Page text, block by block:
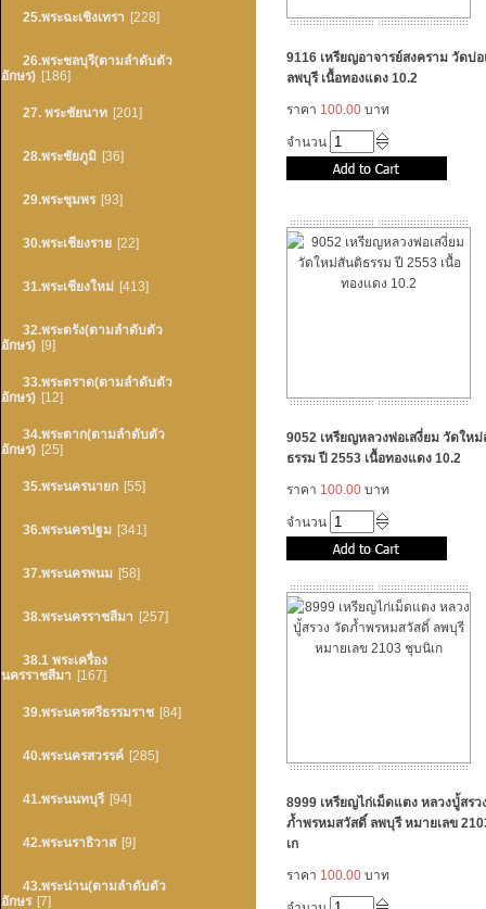
25.พระฉะเชิงเทรา [228]
26.พระชลบุรี(ตามลำดับตัว
อักษร) [186]
27. พระชัยนาท [201]
28.พระชัยภูมิ [36]
29.พระชุมพร [93]
30.พระเชียงราย [22]
31.พระเชียงใหม่ [413]
32.พระตรัง(ตามลำดับตัว
อักษร) [9]
33.พระตราด(ตามลำดับตัว
อักษร) [12]
34.พระตาก(ตามลำดับตัว
อักษร) [25]
35.พระนครนายก [55]
36.พระนครปฐม [341]
37.พระนครพนม [58]
38.พระนครราชสีมา [257]
38.1 พระเครื่อง
นครราชสีมา [167]
39.พระนครศรีธรรมราช [84]
40.พระนครสวรรค์ [285]
41.พระนนทบุรี [94]
42.พระนราธิวาส [9]
43.พระน่าน(ตามลำดับตัว
อักษร [7]
9116 เหรียญอาจารย์สงคราม วัดบ่
ลพบุรี เนื้อทองแดง 10.2
ราคา 100.00 บาท
จำนวน
9052 เหรียญหลวงพ่อเสงี่ยม วัดให
ธรรม ปี 2553 เนื้อทองแดง 10.2
ราคา 100.00 บาท
จำนวน
8999 เหรียญไก่เม็ดแตง หลวงปู่้สรว
ภ้ำพรหมสวัสดิ์ ลพบุรี หมายเลข
เก
ราคา 100.00 บาท